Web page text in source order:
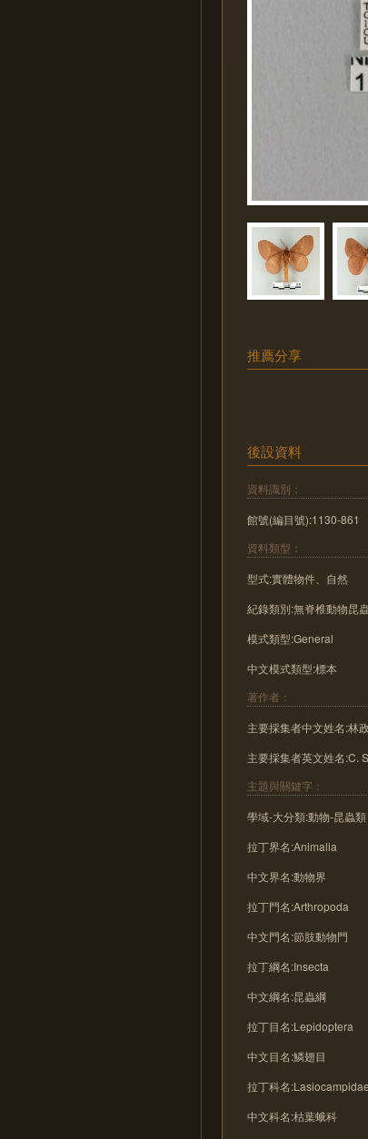
推薦分享
後設資料
資料識別：
館號(編目號):1130-861
資料類型：
型式:實體物件、自然
紀錄類別:無脊椎動物昆
模式類型:General
中文模式類型:標本
著作者：
主要採集者中文姓名:林
主要採集者英文姓名:C.
主題與關鍵字：
學域-大分類:動物-昆蟲類
拉丁界名:Animalia
中文界名:動物界
拉丁門名:Arthropoda
中文門名:節肢動物門
拉丁綱名:Insecta
中文綱名:昆蟲綱
拉丁目名:Lepidoptera
中文目名:鱗翅目
拉丁科名:Lasiocampidae
中文科名:枯葉蛾科